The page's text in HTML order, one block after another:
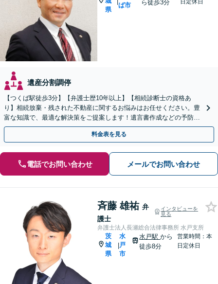
県
ば市
ら徒歩3分
日定休日
遺産分割調停
【つくば駅徒歩3分】【弁護士歴10年以上】【相続診断士の資格あ
り】相続放棄・残された不動産に関するお悩みはお任せください。豊
富な知識で、最適な解決策をご提案します！遺言書作成などの予防策
にも対応可能です【夜間・休日の相談可能】
料金表を見る
電話でお問い合わせ メールでお問い合わせ
斉藤 雄祐 弁
護士
インタビューを
見る
弁護士法人長瀬総合法律事務所 水戸支所
茨
城
県
|
水
戸
市
水戸駅から
徒歩8分
営業時間：本
日定休日